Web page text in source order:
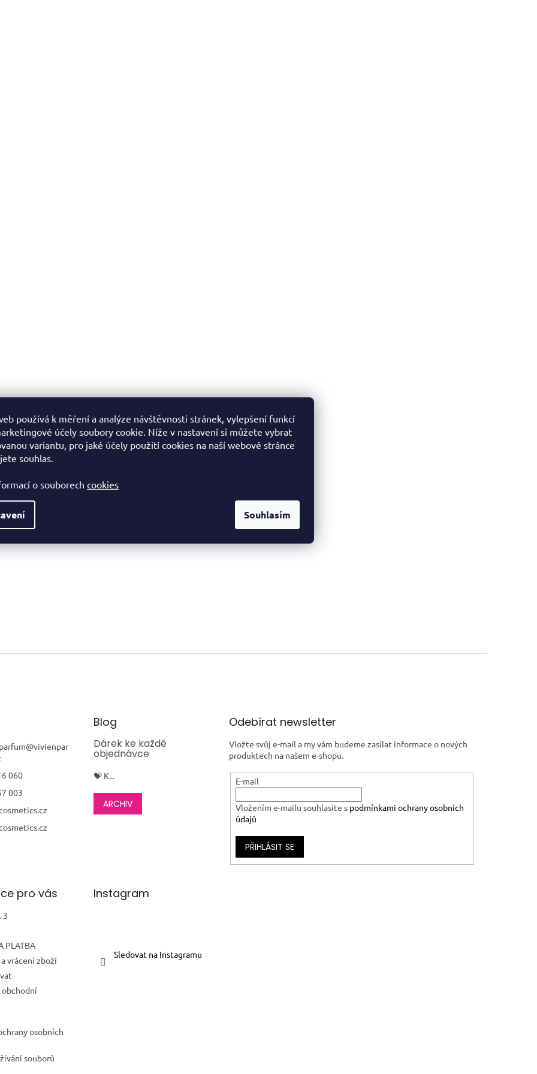
používá k měření a analýze návštěvnosti stránek, vylepšení funkcí
účely soubory cookie. Níže v nastavení si můžete vybrat
variantu, pro jaké účely použití cookies na naší webové stránce
souhlas.
o souborech cookies
Souhlasím
@vivienpar
060
003
Blog
Dárek ke každé
objednávce
💝 K...
ARCHIV
Odebírat newsletter
Vložte svůj e-mail a my vám budeme zasílat informace o nových
produktech na našem e-shopu.
E-mail
Vložením e-mailu souhlasíte s podmínkami ochrany osobních
údajů
PŘIHLÁSIT SE
pro vás
3
PLATBA
vrácení zboží
obchodní
osobních
souborů
Instagram
Sledovat na Instagramu